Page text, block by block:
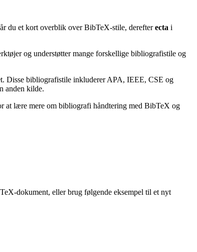
du et kort overblik over BibTeX-stile, derefterecta i
og understøtter mange forskellige bibliografistile og
Disse bibliografistile inkluderer APA, IEEE, CSE og
anden kilde.
at lære mere om bibliografi håndtering med BibTeX og
dokument, eller brug følgende eksempel til et nyt